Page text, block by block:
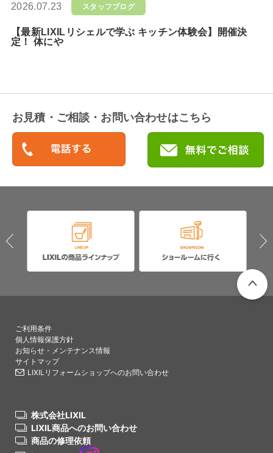
2026.07.23 スタッフブログ
【最新LIXILリシェルで学ぶ キッチン体験会】開催決
定！ 体にや
お見積・ご相談・お問い合わせはこちら
ご利用条件
個人情報保護方針
お知らせ・メンテナンス情報
サイトマップ
LIXILリフォームショップへのお問い合わせ
株式会社LIXIL
LIXIL商品へのお問い合わせ
商品の修理依頼